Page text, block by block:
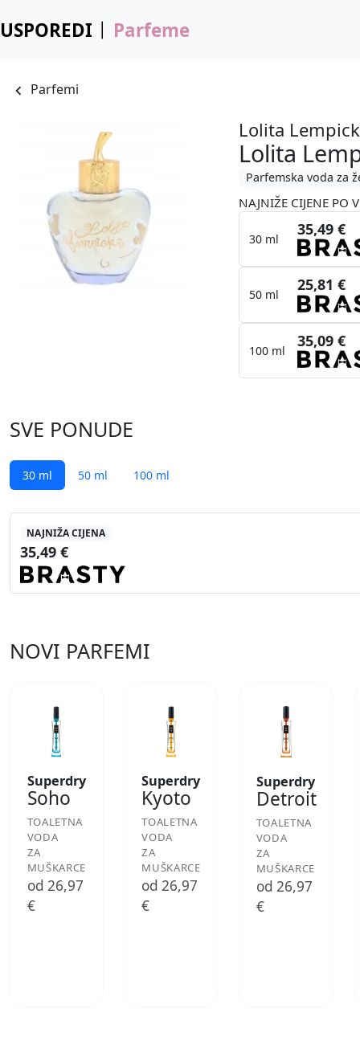
USPOREDI Parfeme
Parfemi
Lolita
Lolita
Parfemska voda za
NAJNIŽE CIJENE PO
30 ml
35,49 €
50 ml
25,81 €
100 ml
35,09 €
SVE PONUDE
30 ml 50 ml 100 ml
NAJNIŽA CIJENA
35,49 €
NOVI PARFEMI
Superdry
Soho
TOALETNA
VODA
ZA
MUŠKARCE
od 26,97
€
Superdry
Kyoto
TOALETNA
VODA
ZA
MUŠKARCE
od 26,97
€
Superdry
Detroit
TOALETNA
VODA
ZA
MUŠKARCE
od 26,97
€